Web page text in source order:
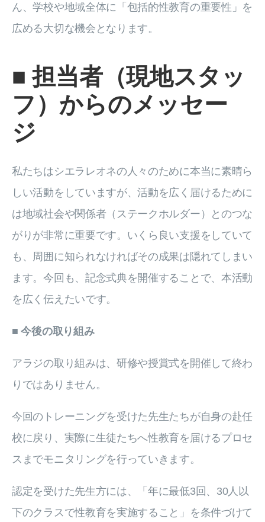
ん、学校や地域全体に「包括的性教育の重要性」を
広める大切な機会となります。
■担当者（現地スタッ
フ）からのメッセー
ジ
私たちはシエラレオネの人々のために本当に素晴ら
しい活動をしていますが、活動を広く届けるために
は地域社会や関係者（ステークホルダー）とのつな
がりが非常に重要です。いくら良い支援をしていて
も、周囲に知られなければその成果は隠れてしまい
ます。今回も、記念式典を開催することで、本活動
を広く伝えたいです。
■ 今後の取り組み
アラジの取り組みは、研修や授賞式を開催して終わ
りではありません。
今回のトレーニングを受けた先生たちが自身の赴任
校に戻り、実際に生徒たちへ性教育を届けるプロセ
スまでモニタリングを行っていきます。
認定を受けた先生方には、「年に最低3回、30人以
下のクラスで性教育を実施すること」を条件づけて